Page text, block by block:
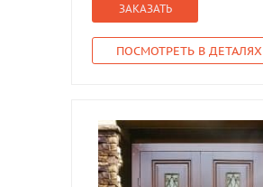
ЗАКАЗАТЬ
ПОСМОТРЕТЬ В ДЕТАЛЯХ